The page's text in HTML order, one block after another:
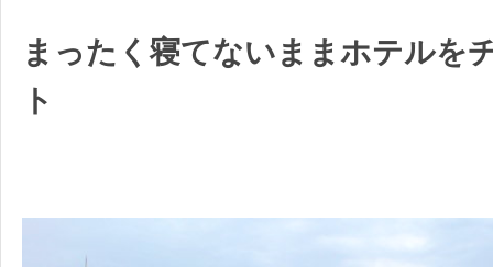
まったく寝てないままホテルを
ト